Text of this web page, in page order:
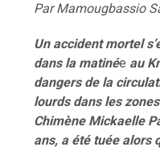
Par Mamougbassio
Un accident mortel
dans la matinée au
dangers de la
lourds dans les
Chimène Mickaelle
ans, a été tuée alors